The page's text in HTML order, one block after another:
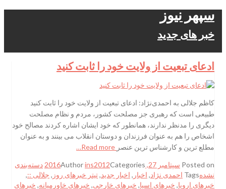
سپهر نیوز
خبر های جدید
ادعای تبعیت از ولایت خود را ثابت کنید
کاظم جلالی به احمدی‌نژاد: ادعای تبعیت از ولایت خود را ثابت کنید
طبیعی است که رهبری جز مصلحت کشور، مردم و نظام مصلحت
دیگری را مدنظر ندارند، همانطور که خود ایشان اشاره کردند مصالح خود
اشخاص را هم به عنوان فرزندان و دوستان انقلاب می بینند و به عنوان
مطلع ترین و کارشناس ترین عنصر
Posted on سپتامبر 27, 2016 Authorins2012Categories
دسته‌بندی
نشدهTags احمدی نژاد, اخبار , اخبار جدید,تیتر خبرهای روز , جلالی ::,
خبرهای اروپا, خبرهای اسیا, خبرهای خارجی, خبرهای خاورمیانه, خبرهای